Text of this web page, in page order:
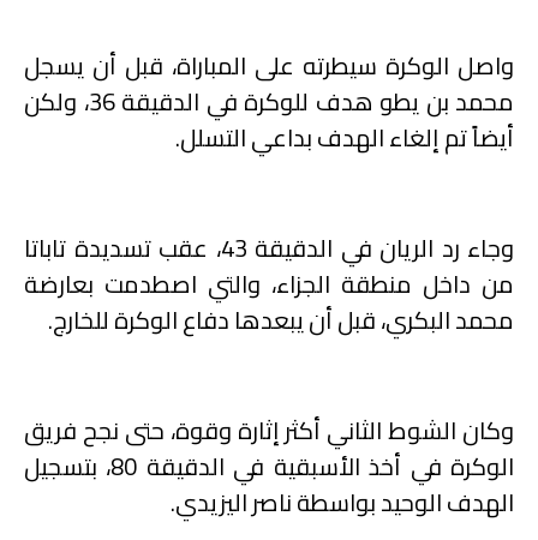
واصل الوكرة سيطرته على المباراة، قبل أن يسجل
محمد بن يطو هدف للوكرة في الدقيقة 36، ولكن
أيضاً تم إلغاء الهدف بداعي التسلل.
وجاء رد الريان في الدقيقة 43، عقب تسديدة تاباتا
من داخل منطقة الجزاء، والتي اصطدمت بعارضة
محمد البكري، قبل أن يبعدها دفاع الوكرة للخارج.
وكان الشوط الثاني أكثر إثارة وقوة، حتى نجح فريق
الوكرة في أخذ الأسبقية في الدقيقة 80، بتسجيل
الهدف الوحيد بواسطة ناصر اليزيدي.